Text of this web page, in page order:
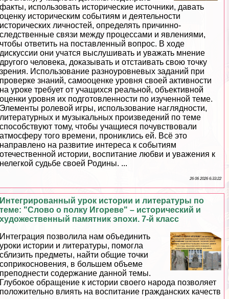
факты, использовать исторические источники, давать
оценку историческим событиям и деятельности
исторических личностей, определять причинно-
следственные связи между процессами и явлениями,
чтобы ответить на поставленный вопрос. В ходе
дискуссии они учатся выслушивать и уважать мнение
другого человека, доказывать и отстаивать свою точку
зрения. Использование разноуровневых заданий при
проверке знаний, самооценке уровня своей активности
на уроке требует от учащихся реальной, объективной
оценки уровня их подготовленности по изученной теме.
Элементы ролевой игры, использование наглядности,
литературных и музыкальных произведений по теме
способствуют тому, чтобы учащиеся почувствовали
атмосферу того времени, прониклись ей. Всё это
направлено на развитие интереса к событиям
отечественной истории, воспитание любви и уважения к
нелегкой судьбе своей Родины. ...
26 06 2026 6:33:22
Интегрированный урок истории и литературы по
теме: "Слово о полку Игореве" – исторический и
художественный памятник эпохи. 7-й класс
Интеграция позволила нам объединить
уроки истории и литературы, помогла
сблизить предметы, найти общие точки
соприкосновения, в большем объеме
преподнести содержание данной темы.
Глубокое обращение к истории своего народа позволяет
положительно влиять на воспитание гражданских качеств